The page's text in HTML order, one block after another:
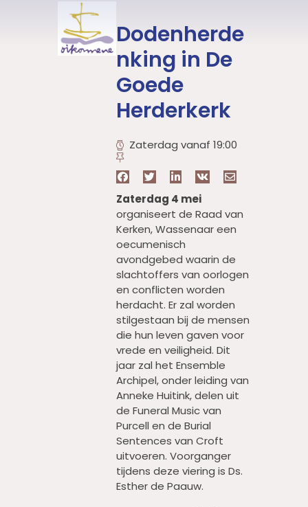
Dodenherde
nking in De
Goede
Herderkerk
Zaterdag vanaf 19:00
Zaterdag 4 mei
organiseert de Raad van
Kerken, Wassenaar een
oecumenisch
avondgebed waarin de
slachtoffers van oorlogen
en conflicten worden
herdacht. Er zal worden
stilgestaan bij de mensen
die hun leven gaven voor
vrede en veiligheid. Dit
jaar zal het Ensemble
Archipel, onder leiding van
Anneke Huitink, delen uit
de Funeral Music van
Purcell en de Burial
Sentences van Croft
uitvoeren. Voorganger
tijdens deze viering is Ds.
Esther de Paauw.